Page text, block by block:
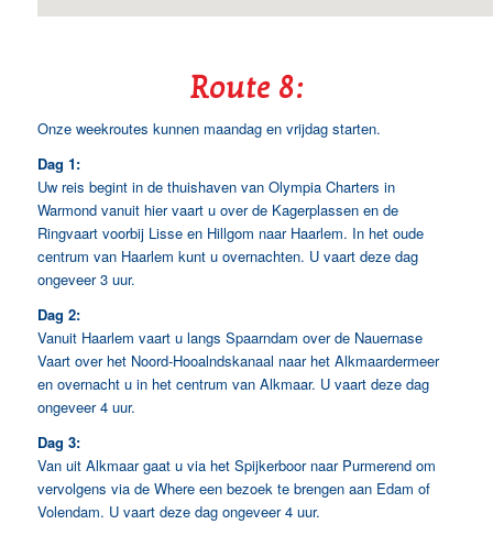
Route 8:
Onze weekroutes kunnen maandag en vrijdag starten.
Dag 1:
Uw reis begint in de thuishaven van Olympia Charters in
Warmond vanuit hier vaart u over de Kagerplassen en de
Ringvaart voorbij Lisse en Hillgom naar Haarlem. In het oude
centrum van Haarlem kunt u overnachten. U vaart deze dag
ongeveer 3 uur.
Dag 2:
Vanuit Haarlem vaart u langs Spaarndam over de Nauernase
Vaart over het Noord-Hooalndskanaal naar het Alkmaardermeer
en overnacht u in het centrum van Alkmaar. U vaart deze dag
ongeveer 4 uur.
Dag 3:
Van uit Alkmaar gaat u via het Spijkerboor naar Purmerend om
vervolgens via de Where een bezoek te brengen aan Edam of
Volendam. U vaart deze dag ongeveer 4 uur.